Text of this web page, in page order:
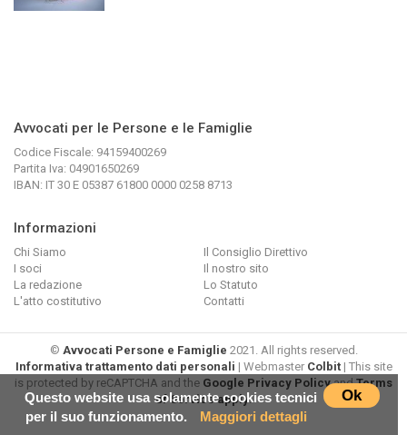
Avvocati per le Persone e le Famiglie
Codice Fiscale: 94159400269
Partita Iva: 04901650269
IBAN: IT 30 E 05387 61800 0000 0258 8713
Informazioni
Chi Siamo
Il Consiglio Direttivo
I soci
Il nostro sito
La redazione
Lo Statuto
L'atto costitutivo
Contatti
© Avvocati Persone e Famiglie 2021. All rights reserved.
Informativa trattamento dati personali | Webmaster Colbit| This site
is protected by reCAPTCHA and the Google Privacy PolicyandTerms
of Service apply. Ok
Questo website usa solamente cookies tecnici
per il suo funzionamento.
Maggiori dettagli